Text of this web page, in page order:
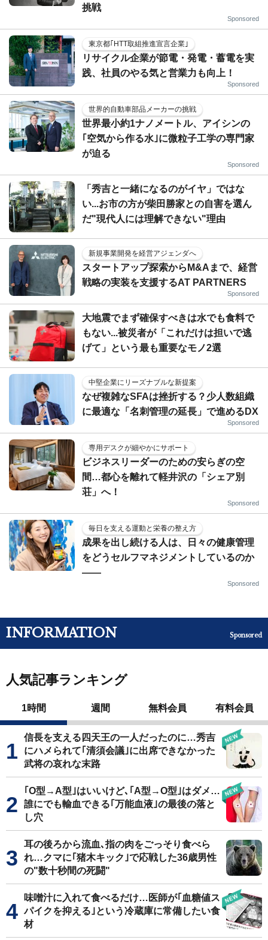
挑戦
Sponsored
東京都｢HTT取組推進宣言企業｣
リサイクル企業が節電・発電・蓄電を実
践、社員のやる気と営業力も向上！
Sponsored
世界的自動車部品メーカーの挑戦
世界最小約1ナノメートル、アイシンの
｢空気から作る水｣に微粒子工学の専門家
が迫る
Sponsored
「秀吉と一緒になるのがイヤ」ではな
い...お市の方が柴田勝家との自害を選ん
だ"現代人には理解できない"理由
新規事業開発を経営アジェンダへ
スタートアップ探索からM&Aまで、経営
戦略の実装を支援するAT PARTNERS
Sponsored
大地震でまず確保すべきは水でも食料で
もない...被災者が「これだけは担いで逃
げて」という最も重要なモノ2選
中堅企業にリーズナブルな新提案
なぜ複雑なSFAは挫折する？少人数組織
に最適な「名刺管理の延長」で進めるDX
Sponsored
専用デスクが細やかにサポート
ビジネスリーダーのための安らぎの空
間…都心を離れて軽井沢の「シェア別
荘」へ！
Sponsored
毎日を支える運動と栄養の整え方
成果を出し続ける人は、日々の健康管理
をどうセルフマネジメントしているのか
——
Sponsored
INFORMATION Sponsored
人気記事ランキング
1時間 週間 無料会員 有料会員
信長を支える四天王の一人だったのに…秀吉
にハメられて｢清須会議｣に出席できなかった
武将の哀れな末路
｢O型→A型｣はいいけど､｢A型→O型｣はダメ…
誰にでも輸血できる｢万能血液｣の最後の落と
し穴
耳の後ろから流血､指の肉をごっそり食べら
れ…クマに｢猪木キック｣で応戦した36歳男性
の"数十秒間の死闘"
味噌汁に入れて食べるだけ…医師が｢血糖値ス
パイクを抑える｣という冷蔵庫に常備したい食
材